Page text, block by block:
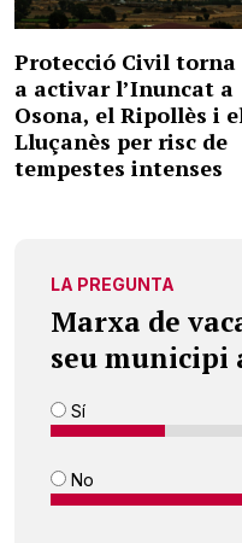
Protecció Civil torna
a activar l’Inuncat a
Osona, el Ripollès i
Lluçanès per risc de
tempestes intenses
LA PREGUNTA
Marxa de
seu municipi
Sí
No